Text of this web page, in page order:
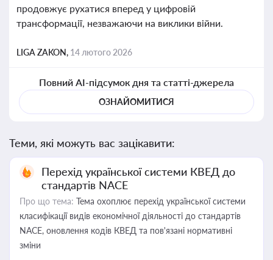
продовжує рухатися вперед у цифровій
трансформації, незважаючи на виклики війни.
LIGA ZAKON, 14 лютого 2026
Повний AI-підсумок дня та статті-джерела
ОЗНАЙОМИТИСЯ
Теми, які можуть вас зацікавити:
Перехід української системи КВЕД до
стандартів NACE
Про що тема: Тема охоплює перехід української системи
класифікації видів економічної діяльності до стандартів
NACE, оновлення кодів КВЕД та пов'язані нормативні
зміни